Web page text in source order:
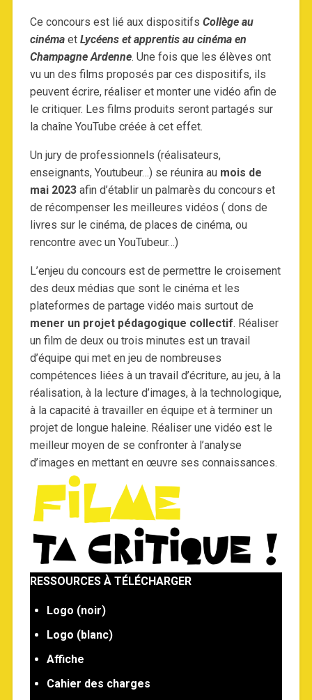
Ce concours est lié aux dispositifs Collège au
cinéma et Lycéens et apprentis au cinéma en
Champagne Ardenne. Une fois que les élèves ont
vu un des films proposés par ces dispositifs, ils
peuvent écrire, réaliser et monter une vidéo afin de
le critiquer. Les films produits seront partagés sur
la chaîne YouTube créée à cet effet.
Un jury de professionnels (réalisateurs,
enseignants, Youtubeur…) se réunira aumois de
mai 2023afin d’établir un palmarès du concours et
de récompenser les meilleures vidéos ( dons de
livres sur le cinéma, de places de cinéma, ou
rencontre avec un YouTubeur…)
L’enjeu du concours est de permettre le croisement
des deux médias que sont le cinéma et les
plateformes de partage vidéo mais surtout de
mener un projet pédagogique collectif. Réaliser
un film de deux ou trois minutes est un travail
d’équipe qui met en jeu de nombreuses
compétences liées à un travail d’écriture, au jeu, à la
réalisation, à la lecture d’images, à la technologique,
à la capacité à travailler en équipe et à terminer un
projet de longue haleine. Réaliser une vidéo est le
meilleur moyen de se confronter à l’analyse
d’images en mettant en œuvre ses connaissances.
RESSOURCES À TÉLÉCHARGER
Logo (noir)
Logo (blanc)
Affiche
Cahier des charges